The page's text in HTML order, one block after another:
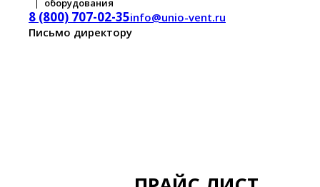
оборудования
8 (800) 707-02-35info@unio-vent.ru
Письмо директору